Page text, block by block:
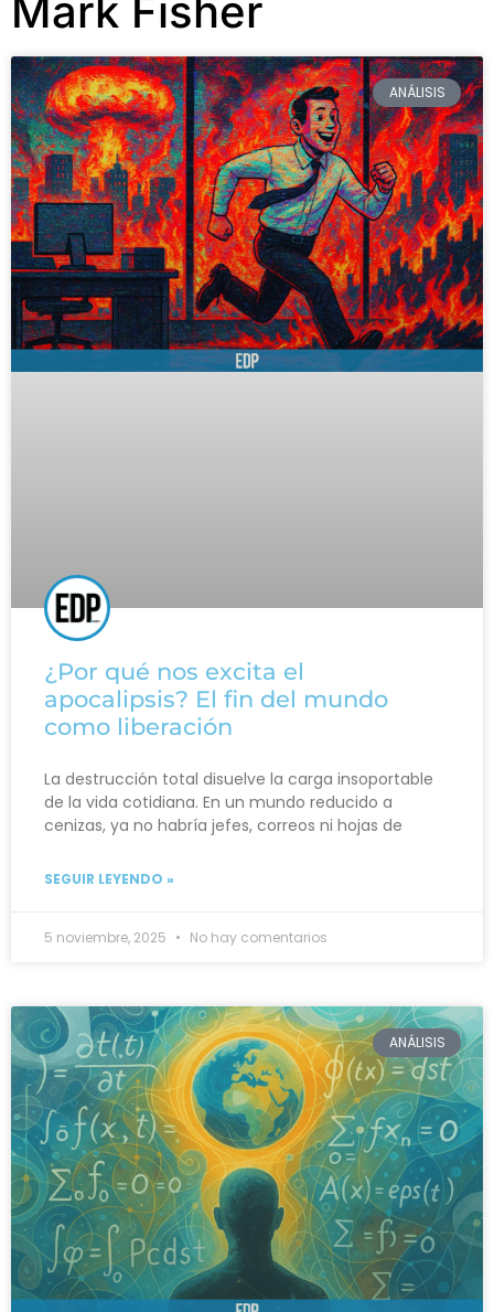
Mark Fisher
ANÁLISIS
¿Por qué nos excita el
apocalipsis? El fin del mundo
como liberación
La destrucción total disuelve la carga insoportable
de la vida cotidiana. En un mundo reducido a
cenizas, ya no habría jefes, correos ni hojas de
SEGUIR LEYENDO »
5 noviembre, 2025 No hay comentarios
ANÁLISIS